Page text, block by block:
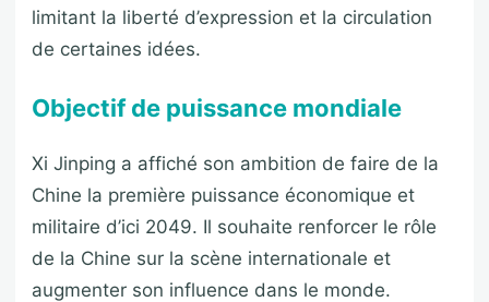
limitant la liberté d’expression et la circulation
de certaines idées.
Objectif de puissance mondiale
Xi Jinping a affiché son ambition de faire de la
Chine la première puissance économique et
militaire d’ici 2049. Il souhaite renforcer le rôle
de la Chine sur la scène internationale et
augmenter son influence dans le monde.